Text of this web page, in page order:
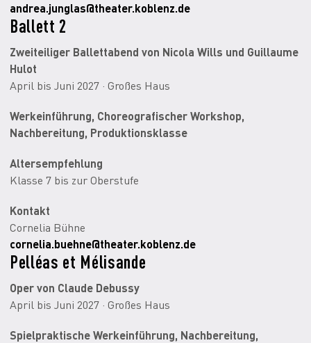
andrea.junglas@theater.koblenz.de
Ballett 2
Zweiteiliger Ballettabend von Nicola Wills und Guillaume
Hulot
April bis Juni 2027 · Großes Haus
Werkeinführung, Choreografischer Workshop,
Nachbereitung, Produktionsklasse
Altersempfehlung
Klasse 7 bis zur Oberstufe
Kontakt
Cornelia Bühne
cornelia.buehne@theater.koblenz.de
Pelléas et Mélisande
Oper von Claude Debussy
April bis Juni 2027 · Großes Haus
Spielpraktische Werkeinführung, Nachbereitung,